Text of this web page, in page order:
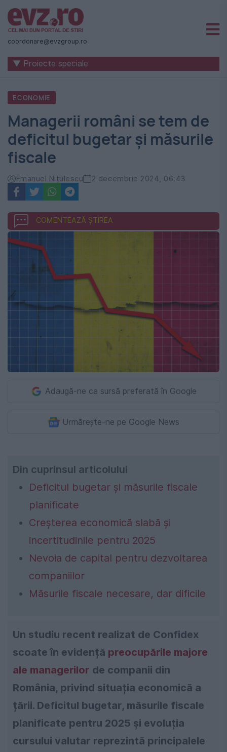
Știri
naționale
internaționale
România
-
Evenimentul
Zilei
coordonare@evzgroup.ro
▼ Proiecte speciale
ECONOMIE
Managerii români se tem de
deficitul bugetar și măsurile
fiscale
Emanuel Nițulescu 2 decembrie 2024, 06:43
COMENTEAZĂ ȘTIREA
Adaugă-ne ca sursă preferată în Google
Urmărește-ne pe Google News
Din cuprinsul articolului
Deficitul bugetar și măsurile fiscale
planificate
Creșterea economică slabă și
incertitudinile pentru 2025
Nevoia de capital pentru dezvoltarea
companiilor
Măsurile fiscale necesare, dar dificile
Un studiu recent realizat de Confidex
scoate în evidență preocupările majore
ale managerilor de companii din
România, privind situația economică a
țării. Deficitul bugetar, măsurile fiscale
planificate pentru 2025 și evoluția
cursului valutar reprezintă principalele